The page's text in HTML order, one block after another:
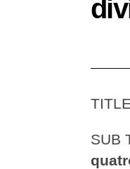
SUB